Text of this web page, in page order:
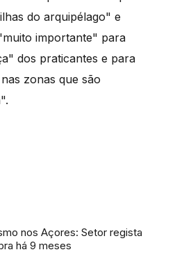
do arquipélago" e
importante" para
dos praticantes e para
zonas que são
nos Açores: Setor regista
há 9 meses